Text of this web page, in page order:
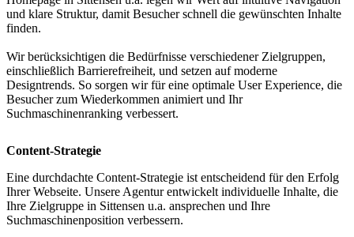
und klare Struktur, damit Besucher schnell die gewünschten Inhalte
finden.
Wir berücksichtigen die Bedürfnisse verschiedener Zielgruppen,
einschließlich Barrierefreiheit, und setzen auf moderne
Designtrends. So sorgen wir für eine optimale User Experience, die
Besucher zum Wiederkommen animiert und Ihr
Suchmaschinenranking verbessert.
Content-Strategie
Eine durchdachte Content-Strategie ist entscheidend für den Erfolg
Ihrer Webseite. Unsere Agentur entwickelt individuelle Inhalte, die
Ihre Zielgruppe in Sittensen u.a. ansprechen und Ihre
Suchmaschinenposition verbessern.